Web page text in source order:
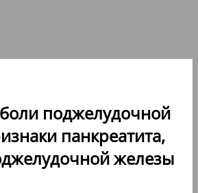
поджелудочной
панкреатита,
железы